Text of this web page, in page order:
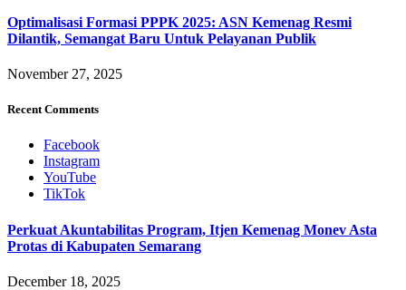
Optimalisasi Formasi PPPK 2025: ASN Kemenag Resmi
Dilantik, Semangat Baru Untuk Pelayanan Publik
November 27, 2025
Recent Comments
Facebook
Instagram
YouTube
TikTok
Perkuat Akuntabilitas Program, Itjen Kemenag Monev Asta
Protas di Kabupaten Semarang
December 18, 2025